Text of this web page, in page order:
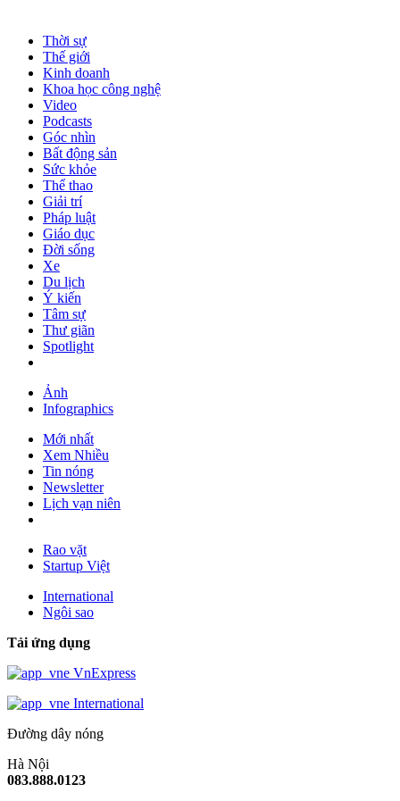
Thời sự
Thế giới
Kinh doanh
Khoa học công nghệ
Video
Podcasts
Góc nhìn
Bất động sản
Sức khỏe
Thể thao
Giải trí
Pháp luật
Giáo dục
Đời sống
Xe
Du lịch
Ý kiến
Tâm sự
Thư giãn
Spotlight
Ảnh
Infographics
Mới nhất
Xem Nhiều
Tin nóng
Newsletter
Lịch vạn niên
Rao vặt
Startup Việt
International
Ngôi sao
Tải ứng dụng
VnExpress
International
Đường dây nóng
Hà Nội
083.888.0123